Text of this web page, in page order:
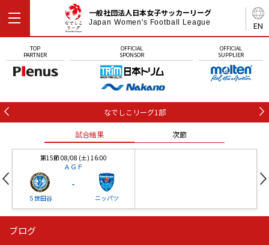
EN
一般社団法人日本女子サッカーリーグ
Japan Women's Football League
TOP
PARTNER
OFFICIAL
SPONSOR
OFFICIAL
SUPPLIER
なでしこリーグ1部
試合結果 次節
第15節 08/08 (土) 16:00
ＡＧＦ
Ｓ世田谷
-
ニッパツ
ブログ